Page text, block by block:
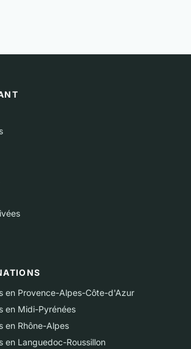
en Provence-Alpes-Côte-d'Azur
en Midi-Pyrénées
en Rhône-Alpes
en Languedoc-Roussillon